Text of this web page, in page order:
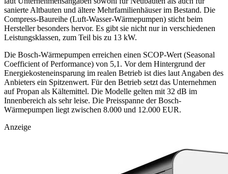
sanierte Altbauten und ältere Mehrfamilienhäuser im Bestand. Die
Compress-Baureihe (Luft-Wasser-Wärmepumpen) sticht beim
Hersteller besonders hervor. Es gibt sie nicht nur in verschiedenen
Leistungsklassen, zum Teil bis zu 13 kW.
Die Bosch-Wärmepumpen erreichen einen SCOP-Wert (Seasonal
Coefficient of Performance) von 5,1. Vor dem Hintergrund der
Energiekosteneinsparung im realen Betrieb ist dies laut Angaben des
Anbieters ein Spitzenwert. Für den Betrieb setzt das Unternehmen
auf Propan als Kältemittel. Die Modelle gelten mit 32 dB im
Innenbereich als sehr leise. Die Preisspanne der Bosch-
Wärmepumpen liegt zwischen 8.000 und 12.000 EUR.
Anzeige